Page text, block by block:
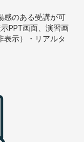
感のある受講が可
PPT画面、演習画
表示）・リアルタ